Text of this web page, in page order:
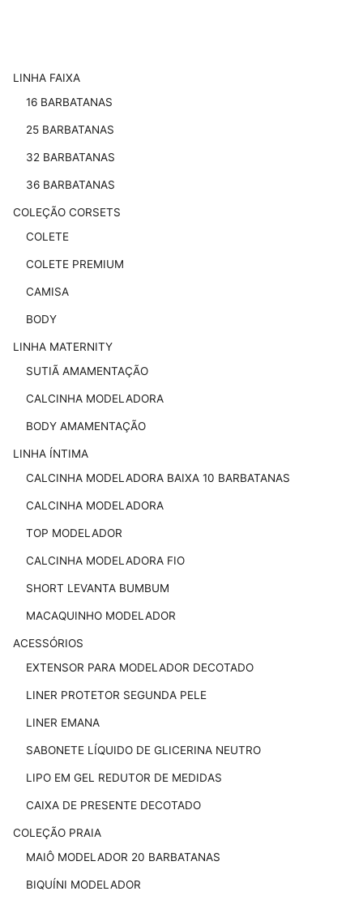
LINHA FAIXA
16 BARBATANAS
25 BARBATANAS
32 BARBATANAS
36 BARBATANAS
COLEÇÃO CORSETS
COLETE
COLETE PREMIUM
CAMISA
BODY
LINHA MATERNITY
SUTIÃ AMAMENTAÇÃO
CALCINHA MODELADORA
BODY AMAMENTAÇÃO
LINHA ÍNTIMA
CALCINHA MODELADORA BAIXA 10 BARBATANAS
CALCINHA MODELADORA
TOP MODELADOR
CALCINHA MODELADORA FIO
SHORT LEVANTA BUMBUM
MACAQUINHO MODELADOR
ACESSÓRIOS
EXTENSOR PARA MODELADOR DECOTADO
LINER PROTETOR SEGUNDA PELE
LINER EMANA
SABONETE LÍQUIDO DE GLICERINA NEUTRO
LIPO EM GEL REDUTOR DE MEDIDAS
CAIXA DE PRESENTE DECOTADO
COLEÇÃO PRAIA
MAIÔ MODELADOR 20 BARBATANAS
BIQUÍNI MODELADOR